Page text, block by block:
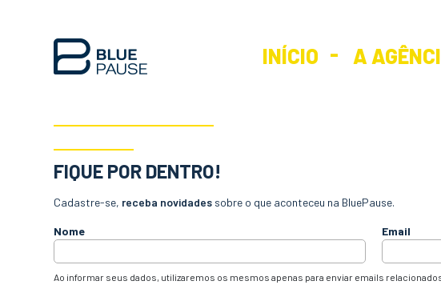
INÍCIO A
FIQUE POR DENTRO!
Cadastre-se, receba novidades sobre o que aconteceu na BluePause.
Nome Email
Ao informar seus dados, utilizaremos os mesmos apenas para enviar emails